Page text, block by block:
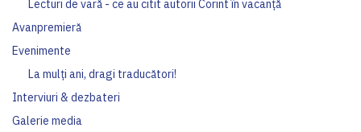
Lecturi de vară - ce au citit autorii Corint în vacanță
Avanpremieră
Evenimente
La mulți ani, dragi traducători!
Interviuri & dezbateri
Galerie media